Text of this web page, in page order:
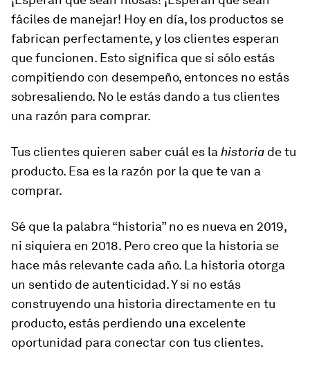
fáciles de manejar! Hoy en día, los productos se
fabrican perfectamente, y los clientes esperan
que funcionen. Esto significa que si sólo estás
compitiendo con desempeño, entonces no estás
sobresaliendo. No le estás dando a tus clientes
una razón para comprar.
Tus clientes quieren saber cuál es la historia de tu
producto. Esa es la razón por la que te van a
comprar.
Sé que la palabra “historia” no es nueva en 2019,
ni siquiera en 2018. Pero creo que la historia se
hace más relevante cada año. La historia otorga
un sentido de autenticidad. Y si no estás
construyendo una historia directamente en tu
producto, estás perdiendo una excelente
oportunidad para conectar con tus clientes.